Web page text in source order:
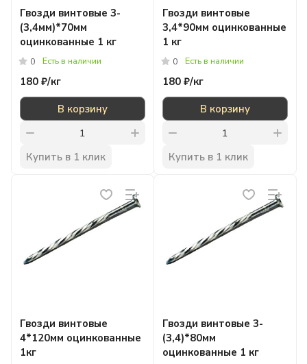
Гвозди винтовые 3-
(3,4мм)*70мм
оцинкованные 1 кг
0 Есть в наличии
180 ₽/кг
В корзину
Купить в 1 клик
Гвозди винтовые
3,4*90мм оцинкованные
1 кг
0 Есть в наличии
180 ₽/кг
В корзину
Купить в 1 клик
Гвозди винтовые
4*120мм оцинкованные
1кг
Гвозди винтовые 3-
(3,4)*80мм
оцинкованные 1 кг